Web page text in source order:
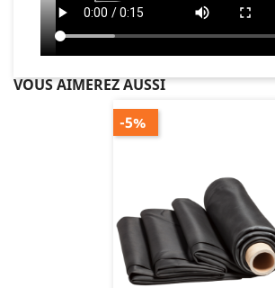
VOUS AIMEREZ AUSSI
-5%